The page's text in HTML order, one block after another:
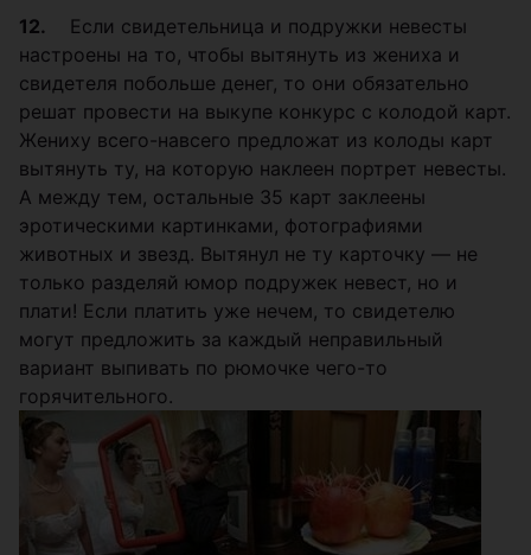
12. Если свидетельница и подружки невесты
настроены на то, чтобы вытянуть из жениха и
свидетеля побольше денег, то они обязательно
решат провести на выкупе конкурс с колодой карт.
Жениху всего-навсего предложат из колоды карт
вытянуть ту, на которую наклеен портрет невесты.
А между тем, остальные 35 карт заклеены
эротическими картинками, фотографиями
животных и звезд. Вытянул не ту карточку — не
только разделяй юмор подружек невест, но и
плати! Если платить уже нечем, то свидетелю
могут предложить за каждый неправильный
вариант выпивать по рюмочке чего-то
горячительного.